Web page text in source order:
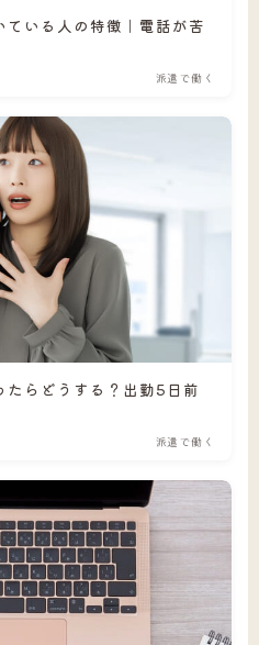
いる人の特徴｜電話が苦
派遣で働く
たらどうする？出勤5日前
派遣で働く